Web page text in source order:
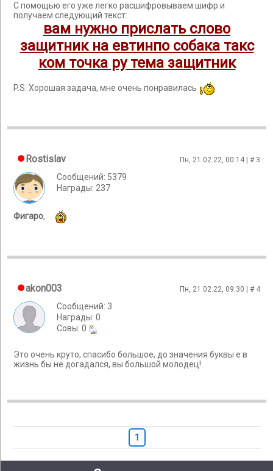
С помощью его уже легко расшифровываем шифр и
получаем следующий текст:
вам нужно прислать слово
защитник на евтинпо собака такс
ком точка ру тема защитник
P.S. Хорошая задача, мне очень понравилась
Rostislav Пн, 21.02.22, 00:14 | # 3
Сообщений: 5379
Награды: 237
Фигаро,
akon003 Пн, 21.02.22, 09:30 | # 4
Сообщений: 3
Награды: 0
Cовы: 0
Это очень круто, спасибо большое, до значения буквы е в
жизнь бы не догадался, вы большой молодец!
1